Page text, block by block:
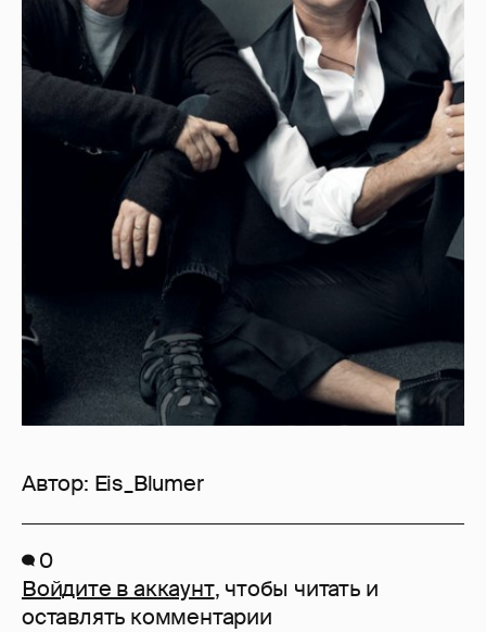
Автор: Eis_Blumer
0
Войдите в аккаунт, чтобы читать и
оставлять комментарии